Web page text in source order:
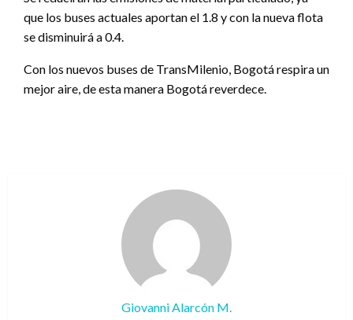
que los buses actuales aportan el 1.8 y con la nueva flota
se disminuirá a 0.4.
Con los nuevos buses de TransMilenio, Bogotá respira un
mejor aire, de esta manera Bogotá reverdece.
Giovanni Alarcón M.